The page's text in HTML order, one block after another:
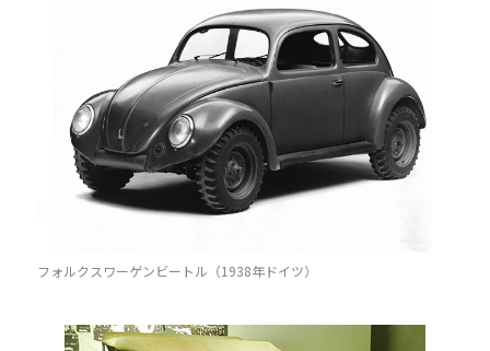
フォルクスワーゲンビートル（1938年ドイツ）